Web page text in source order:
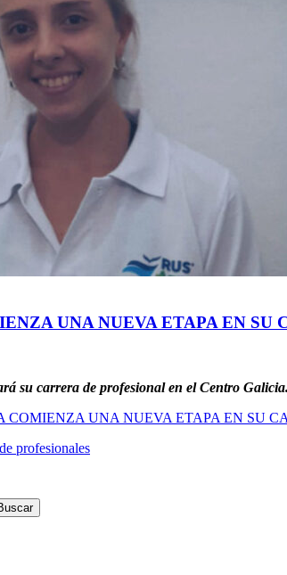
UNA NUEVA ETAPA EN SU
su carrera de profesional en el Centro Galicia.
COMIENZA UNA NUEVA ETAPA EN SU
profesionales